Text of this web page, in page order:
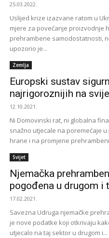
25.03.2022.
Uslijed krize izazvane ratom u
mjere za povećanje proizvodnje
prehrambene samodostatnosti,
upozorio je...
Zemlja
Europski sustav
najrigoroznijih na
12.10.2021.
Ni Domovinski rat, ni globalna
snažno utjecale na poremećaje
hrane i na promjene
Svijet
Njemačka
pogođena u drugom i
17.02.2021.
Savezna Udruga njemačke
je nove podatke koji otkrivaju
utjecalo na taj sektor u drugom i...